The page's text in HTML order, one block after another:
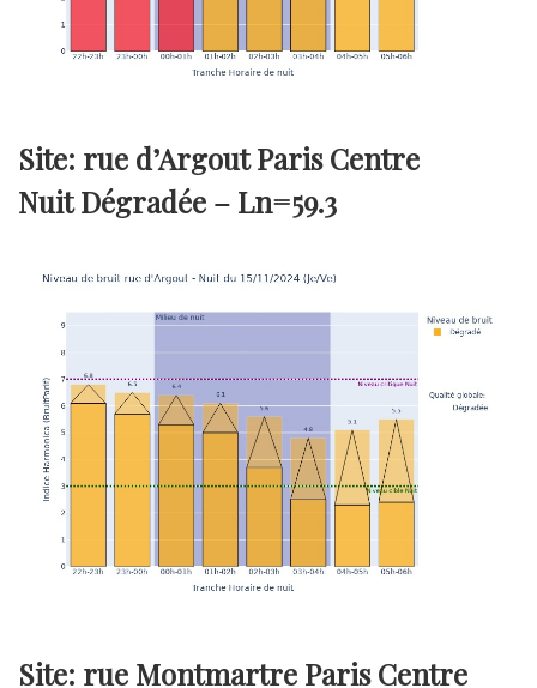
Site: rue d’Argout Paris Centre
Nuit Dégradée – Ln=59.3
Site: rue Montmartre Paris Centre